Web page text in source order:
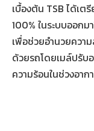
เบื้องต้น TSB ได้เต
100% ในระบบออก
เพื่อช่วยอำนวยควา
ด้วยรถโดยเมล์ปรั
ความร้อนในช่วงอา